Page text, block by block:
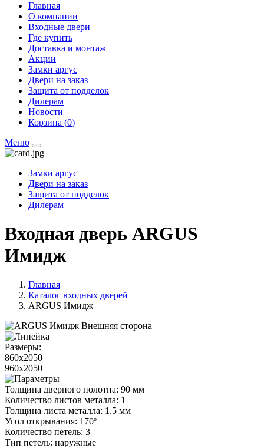
Главная
О компании
Входные двери
Где купить
Доставка и монтаж
Акции
Замки аргус
Двери на заказ
Защита от подделок
Дилерам
Новости
Корзина (0)
Меню
Замки аргус
Двери на заказ
Защита от подделок
Дилерам
Входная дверь ARGUS
Имидж
Главная
Каталог входных дверей
ARGUS Имидж
Размеры:
860x2050
960x2050
Толщина дверного полотна: 90 мм
Количество листов металла: 1
Толщина листа металла: 1.5 мм
Угол открывания: 170º
Количество петель: 3
Тип петель: наружные